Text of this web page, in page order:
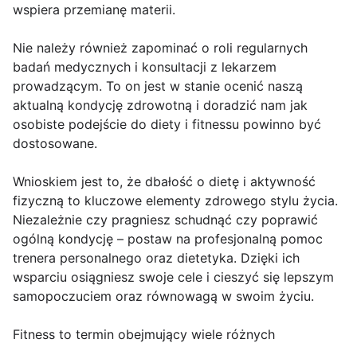
wspiera przemianę materii.
Nie należy również zapominać o roli regularnych
badań medycznych i konsultacji z lekarzem
prowadzącym. To on jest w stanie ocenić naszą
aktualną kondycję zdrowotną i doradzić nam jak
osobiste podejście do diety i fitnessu powinno być
dostosowane.
Wnioskiem jest to, że dbałość o dietę i aktywność
fizyczną to kluczowe elementy zdrowego stylu życia.
Niezależnie czy pragniesz schudnąć czy poprawić
ogólną kondycję – postaw na profesjonalną pomoc
trenera personalnego oraz dietetyka. Dzięki ich
wsparciu osiągniesz swoje cele i cieszyć się lepszym
samopoczuciem oraz równowagą w swoim życiu.
Fitness to termin obejmujący wiele różnych